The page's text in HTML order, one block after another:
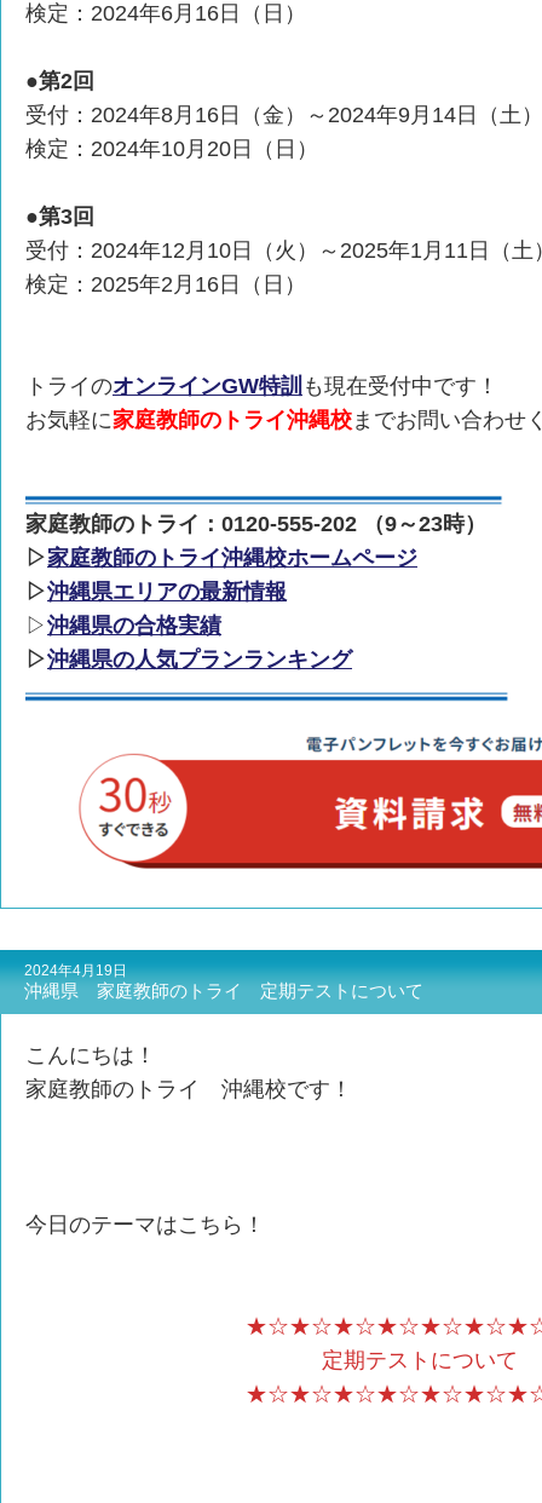
検定：2024年6月16日（日）
●第2回
受付：2024年8月16日（金）～2024年9月14日（土）
検定：2024年10月20日（日）
●第3回
受付：2024年12月10日（火）～2025年1月11日（土
検定：2025年2月16日（日）
トライのオンラインGW特訓 も現在受付中です！
お気軽に家庭教師のトライ沖縄校までお問い合わせ
家庭教師のトライ：0120-555-202 （9～23時）
▷家庭教師のトライ沖縄校ホームページ
▷沖縄県エリアの最新情報
▷沖縄県の合格実績
▷沖縄県の人気プランランキング
2024年4月19日
沖縄県 家庭教師のトライ 定期テストについて
こんにちは！
家庭教師のトライ 沖縄校です！
今日のテーマはこちら！
定期テストについて